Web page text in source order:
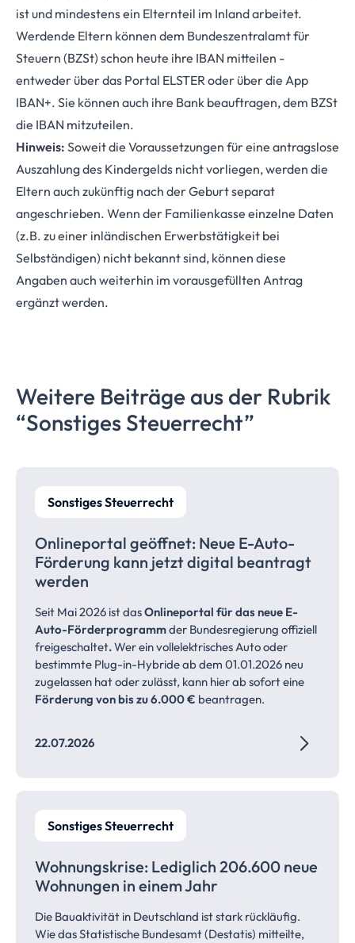
ist und mindestens ein Elternteil im Inland arbeitet.
Werdende Eltern können dem Bundeszentralamt für
Steuern (BZSt) schon heute ihre IBAN mitteilen -
entweder über das Portal ELSTER oder über die App
IBAN+. Sie können auch ihre Bank beauftragen, dem BZSt
die IBAN mitzuteilen.
Hinweis: Soweit die Voraussetzungen für eine antragslose
Auszahlung des Kindergelds nicht vorliegen, werden die
Eltern auch zukünftig nach der Geburt separat
angeschrieben. Wenn der Familienkasse einzelne Daten
(z.B. zu einer inländischen Erwerbstätigkeit bei
Selbständigen) nicht bekannt sind, können diese
Angaben auch weiterhin im vorausgefüllten Antrag
ergänzt werden.
Weitere Beiträge aus der Rubrik
“Sonstiges Steuerrecht”
Sonstiges Steuerrecht
Onlineportal geöffnet: Neue E-Auto-
Förderung kann jetzt digital beantragt
werden
Seit Mai 2026 ist dasOnlineportal für das neue E-
Auto-Förderprogrammder Bundesregierung offiziell
freigeschaltet.Wer ein vollelektrisches Auto oder
bestimmte Plug-in-Hybride ab dem 01.01.2026 neu
zugelassen hat oder zulässt, kann hier ab sofort eine
Förderung von bis zu 6.000 € beantragen.
22.07.2026
Sonstiges Steuerrecht
Wohnungskrise: Lediglich 206.600 neue
Wohnungen in einem Jahr
Die Bauaktivität in Deutschland ist stark rückläufig.
Wie das Statistische Bundesamt (Destatis) mitteilte,